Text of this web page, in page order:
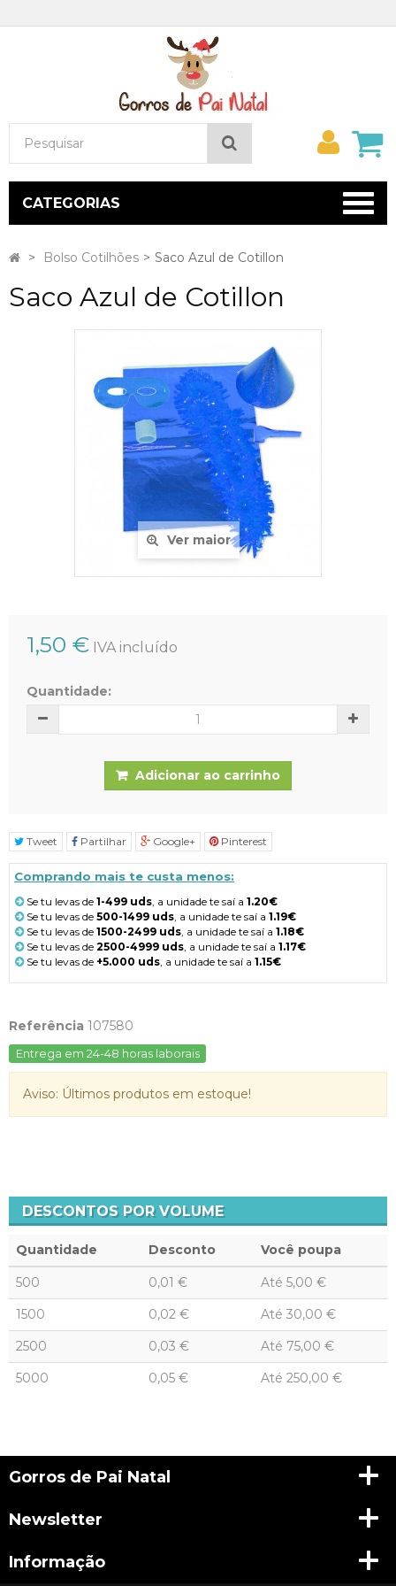
Minha
conta
CATEGORIAS
> Bolso Cotilhões > Saco Azul de Cotillon
Saco Azul de Cotillon
Ver maior
1,50 € IVA incluído
Quantidade:
Adicionar ao carrinho
Tweet Partilhar Google+ Pinterest
Comprando mais te custa menos:
Se tu levas de 1-499 uds, a unidade te saí a 1.20€
Se tu levas de 500-1499 uds, a unidade te saí a 1.19€
Se tu levas de 1500-2499 uds, a unidade te saí a 1.18€
Se tu levas de 2500-4999 uds, a unidade te saí a 1.17€
Se tu levas de +5.000 uds, a unidade te saí a 1.15€
Referência 107580
Entrega em 24-48 horas laborais
Aviso: Últimos produtos em estoque!
DESCONTOS POR VOLUME
Quantidade Desconto Você poupa
500 0,01 € Até 5,00 €
1500
0,02 € Até 30,00 €
2500
0,03 € Até 75,00 €
5000
0,05 € Até 250,00 €
Gorros de Pai Natal
Newsletter
Informação